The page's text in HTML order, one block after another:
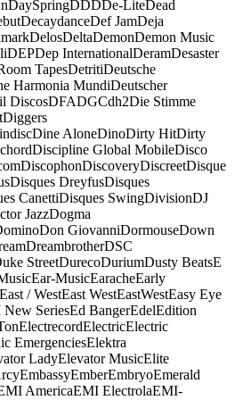
DaySpringDDDDe-LiteDead
DecaydanceDef JamDeja
DelosDeltaDemonDemon Music
DEPDep InternationalDeramDesaster
TapesDetritiDeutsche
Harmonia MundiDeutscher
DiscosDFADGCdh2Die Stimme
Diggers
Dine AloneDinoDirty HitDirty
Discipline Global MobileDisco
DiscophonDiscoveryDiscreetDisque
Disques DreyfusDisques
CanettiDisques SwingDivisionDJ
JazzDogma
Don GiovanniDormouseDown
DreambrotherDSC
StreetDurecoDuriumDusty BeatsE
Ear-MusicEaracheEarly
East / WestEast WestEastWestEasy Eye
SeriesEd BangerEdelEdition
ElectrecordElectricElectric
EmergenciesElektra
LadyElevator MusicElite
EmbassyEmberEmbryoEmerald
AmericaEMI ElectrolaEMI-